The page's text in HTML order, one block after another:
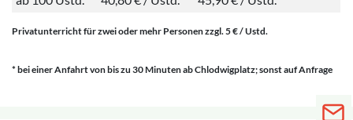
Privatunterricht für zwei oder mehr Personen zzgl. 5 € / Ustd.
* bei einer Anfahrt von bis zu 30 Minuten ab Chlodwigplatz; sonst auf Anfrage